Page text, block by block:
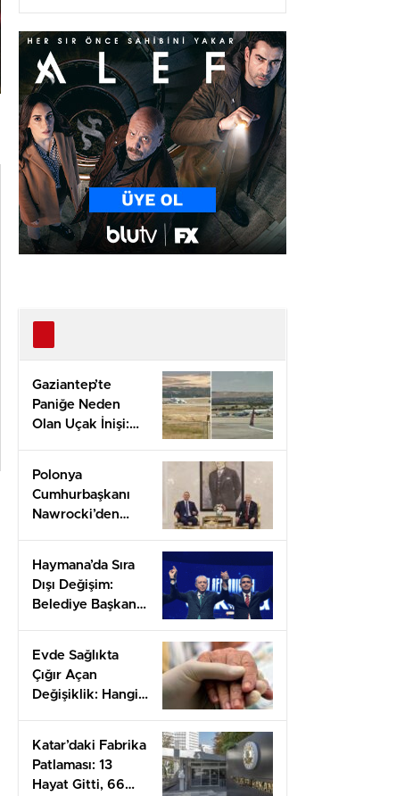
Ağır Yaralı
Gaziantep’te
Paniğe Neden
Olan Uçak İnişi:
Anları
Polonya
Cumhurbaşkanı
Nawrocki’den
Diplomasi
Hamleleri
Başlıyor!
Haymana’da Sıra
Dışı Değişim:
Belediye Başkanı
Evde Sağlıkta
Çığır Açan
Değişiklik: Hangi
Gelecek?
Katar’daki Fabrika
Patlaması: 13
Hayat Gitti, 66